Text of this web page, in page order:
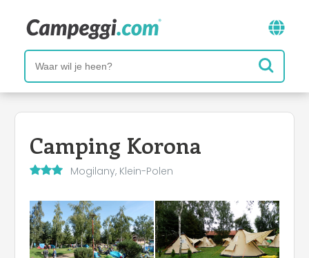
Camping Korona
Mogilany, Klein-Polen